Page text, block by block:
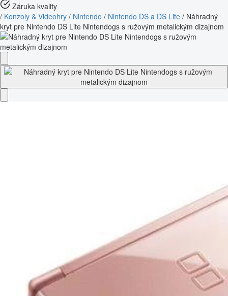
Záruka kvality
/ Konzoly & Videohry / Nintendo / Nintendo DS a DS Lite / Náhradný
kryt pre Nintendo DS Lite Nintendogs s ružovým metalickým dizajnom